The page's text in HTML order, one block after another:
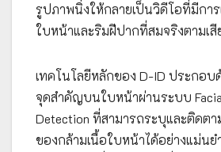
รูปภาพนิ่งให้กลายเป็นวิดีโอที่มีกา
ใบหน้าและริมฝีปากที่สมจริงตามเ
เทคโนโลยีหลักของ D-ID ประกอบ
จุดสำคัญบนใบหน้าผ่านระบบ
Detection ที่สามารถระบุและติดตา
ของกล้ามเนื้อใบหน้าได้อย่างแม่นย